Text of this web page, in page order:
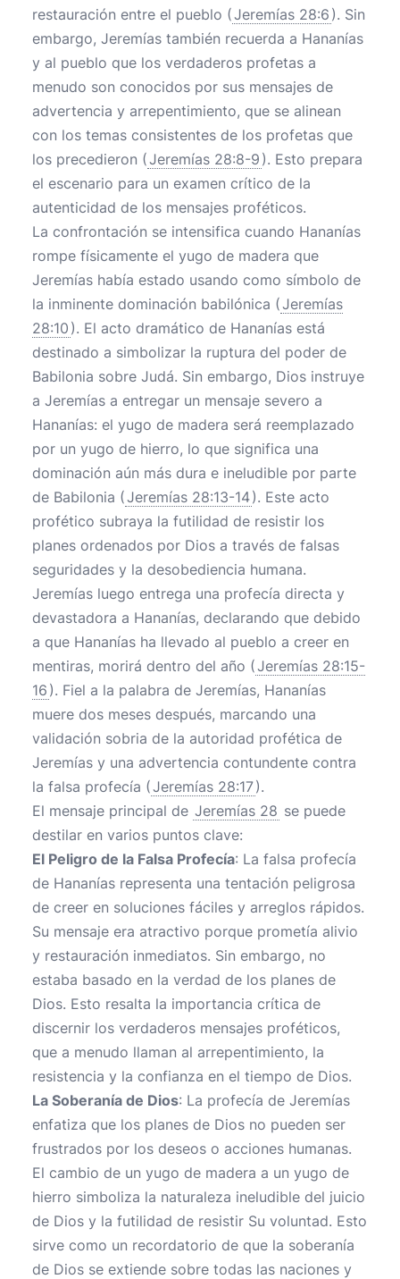
restauración entre el pueblo (Jeremías 28:6 ). Sin
embargo, Jeremías también recuerda a Hananías
y al pueblo que los verdaderos profetas a
menudo son conocidos por sus mensajes de
advertencia y arrepentimiento, que se alinean
con los temas consistentes de los profetas que
los precedieron (Jeremías 28:8-9 ). Esto prepara
el escenario para un examen crítico de la
autenticidad de los mensajes proféticos.
La confrontación se intensifica cuando Hananías
rompe físicamente el yugo de madera que
Jeremías había estado usando como símbolo de
la inminente dominación babilónica (Jeremías
28:10 ). El acto dramático de Hananías está
destinado a simbolizar la ruptura del poder de
Babilonia sobre Judá. Sin embargo, Dios instruye
a Jeremías a entregar un mensaje severo a
Hananías: el yugo de madera será reemplazado
por un yugo de hierro, lo que significa una
dominación aún más dura e ineludible por parte
de Babilonia (Jeremías 28:13-14). Este acto
profético subraya la futilidad de resistir los
planes ordenados por Dios a través de falsas
seguridades y la desobediencia humana.
Jeremías luego entrega una profecía directa y
devastadora a Hananías, declarando que debido
a que Hananías ha llevado al pueblo a creer en
mentiras, morirá dentro del año (Jeremías 28:15-
16 ). Fiel a la palabra de Jeremías, Hananías
muere dos meses después, marcando una
validación sobria de la autoridad profética de
Jeremías y una advertencia contundente contra
la falsa profecía (Jeremías 28:17).
El mensaje principal de Jeremías 28 se puede
destilar en varios puntos clave:
El Peligro de la Falsa Profecía: La falsa profecía
de Hananías representa una tentación peligrosa
de creer en soluciones fáciles y arreglos rápidos.
Su mensaje era atractivo porque prometía alivio
y restauración inmediatos. Sin embargo, no
estaba basado en la verdad de los planes de
Dios. Esto resalta la importancia crítica de
discernir los verdaderos mensajes proféticos,
que a menudo llaman al arrepentimiento, la
resistencia y la confianza en el tiempo de Dios.
La Soberanía de Dios: La profecía de Jeremías
enfatiza que los planes de Dios no pueden ser
frustrados por los deseos o acciones humanas.
El cambio de un yugo de madera a un yugo de
hierro simboliza la naturaleza ineludible del juicio
de Dios y la futilidad de resistir Su voluntad. Esto
sirve como un recordatorio de que la soberanía
de Dios se extiende sobre todas las naciones y